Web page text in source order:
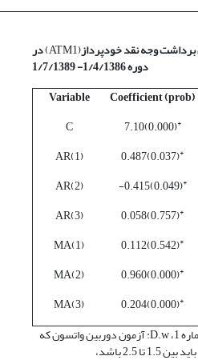
(ATM1) در
دوره 1/4/1386- 1/7/1389
Coefficient (prob)
Variable
*
(0.000)7.10
C
*
(0.037)0.487
AR(1)
*
(0.049)0.415-
AR(2)
*
(0.757)0.058
AR(3)
*
(0.542)0.112
MA(1)
*
(0.000)0.960
MA(2)
*
(0.000)0.204
MA(3)
ATM1: دستگاه خودپرداز شماره 1، D.w: آزمون دوربین واتسون که
تا 2.5 باشد،